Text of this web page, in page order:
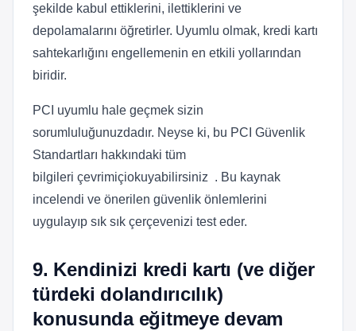
şekilde kabul ettiklerini, ilettiklerini ve
depolamalarını öğretirler. Uyumlu olmak, kredi kartı
sahtekarlığını engellemenin en etkili yollarından
biridir.
PCI uyumlu hale geçmek sizin
sorumluluğunuzdadır. Neyse ki, bu PCI Güvenlik
Standartları hakkındaki tüm
bilgileri çevrimiçiokuyabilirsiniz . Bu kaynak
incelendi ve önerilen güvenlik önlemlerini
uygulayıp sık sık çerçevenizi test eder.
9. Kendinizi kredi kartı (ve diğer
türdeki dolandırıcılık)
konusunda eğitmeye devam